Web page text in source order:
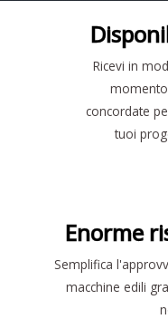
Ricevi in
concordate
tuoi
Enorme
Semplifica
macchine edili